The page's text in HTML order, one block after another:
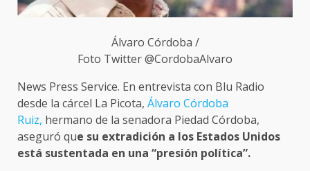
Álvaro Córdoba /
Foto Twitter @CordobaAlvaro
News Press Service. En entrevista con Blu Radio
desde la cárcel La Picota, Álvaro Córdoba
Ruiz, hermano de la senadora Piedad Córdoba,
aseguró que su extradición a los Estados Unidos
está sustentada en una “presión política”.